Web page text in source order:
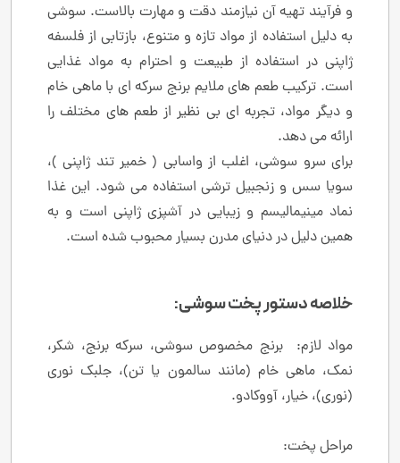
و فرآیند تهیه آن نیازمند دقت و مهارت بالاست. سوشی
به دلیل استفاده از مواد تازه و متنوع، بازتابی از فلسفه
ژاپنی در استفاده از طبیعت و احترام به مواد غذایی
است. ترکیب طعم ‌های ملایم برنج سرکه‌ ای با ماهی خام
و دیگر مواد، تجربه ‌ای بی ‌نظیر از طعم ‌های مختلف را
ارائه می ‌دهد.
برای سرو سوشی، اغلب از واسابی ( خمیر تند ژاپنی )،
سویا سس و زنجبیل ترشی استفاده می‌ شود. این غذا
نماد مینیمالیسم و زیبایی در آشپزی ژاپنی است و به
همین دلیل در دنیای مدرن بسیار محبوب شده است.
خلاصه دستور پخت سوشی:
مواد لازم: برنج مخصوص سوشی، سرکه برنج، شکر،
نمک، ماهی خام (مانند سالمون یا تن)، جلبک نوری
(نوری)، خیار، آووکادو.
مراحل پخت: